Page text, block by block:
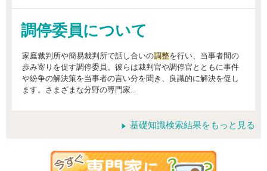
調停委員について
家庭裁判所や簡易裁判所で話し合いの調整を行い、当事者間の
歩み寄りを促す調停委員。彼らは裁判官や調停官とともに事件
や紛争の解決策を当事者の言い分を聞き、良識的に解決を促し
ます。さまざまな分野の専門家...
基礎知識検索結果をもっと見る